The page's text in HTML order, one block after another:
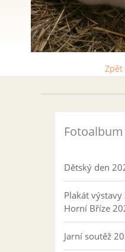
Zpět
Fotoalbum
Dětský den
Plakát výstavy
Horní Bříze
Jarní soutěž